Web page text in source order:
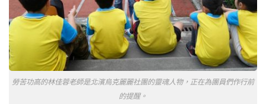
勞苦功高的林佳蓉老師是北濱烏克麗麗社團的靈魂人物，正在為團員們作行前
的提醒。